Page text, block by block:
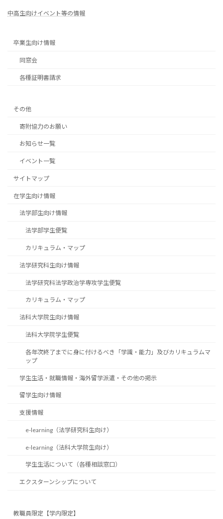
中高生向けイベント等の情報
卒業生向け情報
同窓会
各種証明書請求
その他
寄附協力のお願い
お知らせ一覧
イベント一覧
サイトマップ
在学生向け情報
法学部生向け情報
法学部学生便覧
カリキュラム・マップ
法学研究科生向け情報
法学研究科法学政治学専攻学生便覧
カリキュラム・マップ
法科大学院生向け情報
法科大学院学生便覧
各年次終了までに身に付けるべき「学識・能力」及びカリキュラムマ
ップ
学生生活・就職情報・海外留学派遣・その他の掲示
留学生向け情報
支援情報
e-learning（法学研究科生向け）
e-learning（法科大学院生向け）
学生生活について（各種相談窓口）
エクスターンシップについて
教職員限定【学内限定】